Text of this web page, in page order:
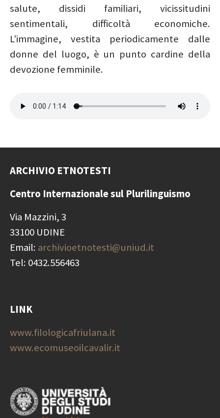
salute, dissidi familiari, vicissitudini
sentimentali, difficoltà economiche.
L’immagine, vestita periodicamente dalle
donne del luogo, è un punto cardine della
devozione femminile.
ARCHIVIO ETNOTESTI
Centro Internazionalesul Plurilinguismo
Via Mazzini, 3
33100 UDINE
Email: archivioetnotesti@uniud.it
Tel: 0432.556463
LINK
www.filologicafriulana.it
www.ecomuseoilcavalir.it